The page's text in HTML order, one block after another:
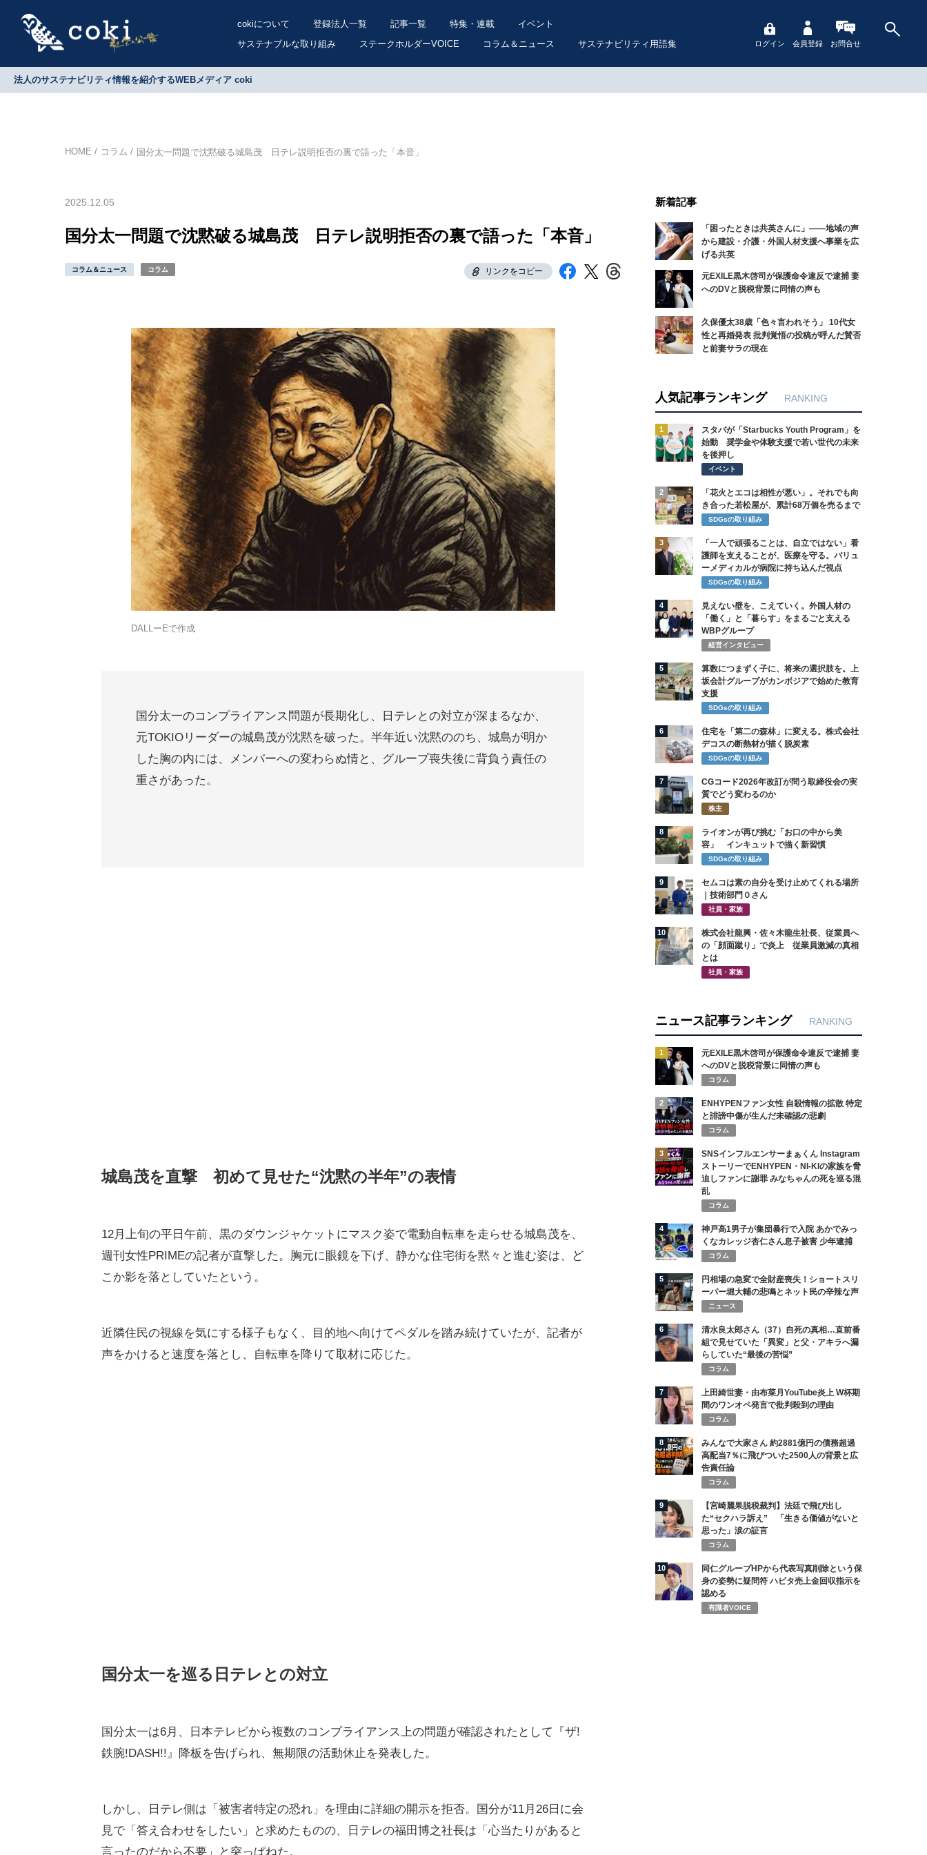
cokiについて 登録法人一覧 記事一覧 特集・連載
イベント
サステナブルな取り組み
ステークホルダーVOICE コラム＆ニュース サステナビリティ用語集 ログイン 会員登録 お問合せ
法人のサステナビリティ情報を紹介するWEBメディア coki
HOME コラム 国分太一問題で沈黙破る城島茂 日テレ説明拒否の裏で語った「本音」
2025.12.05
国分太一問題で沈黙破る城島茂 日テレ説明拒否の裏で語った「本音」
コラム＆ニュース コラム リンクをコピー
DALLーEで作成
国分太一のコンプライアンス問題が長期化し、日テレとの対立が深まるなか、
元TOKIOリーダーの城島茂が沈黙を破った。半年近い沈黙ののち、城島が明か
した胸の内には、メンバーへの変わらぬ情と、グループ喪失後に背負う責任の
重さがあった。
城島茂を直撃 初めて見せた“沈黙の半年”の表情
12月上旬の平日午前、黒のダウンジャケットにマスク姿で電動自転車を走らせる城島茂を、
週刊女性PRIMEの記者が直撃した。胸元に眼鏡を下げ、静かな住宅街を黙々と進む姿は、ど
こか影を落としていたという。
近隣住民の視線を気にする様子もなく、目的地へ向けてペダルを踏み続けていたが、記者が
声をかけると速度を落とし、自転車を降りて取材に応じた。
国分太一を巡る日テレとの対立
国分太一は6月、日本テレビから複数のコンプライアンス上の問題が確認されたとして『ザ!
鉄腕!DASH!!』降板を告げられ、無期限の活動休止を発表した。
しかし、日テレ側は「被害者特定の恐れ」を理由に詳細の開示を拒否。国分が11月26日に会
見で「答え合わせをしたい」と求めたものの、日テレの福田博之社長は「心当たりがあると
言ったのだから不要」と突っぱねた。
新着記事
「困ったときは共英さんに」――地域の声
から建設・介護・外国人材支援へ事業を広
げる共英
元EXILE黒木啓司が保護命令違反で逮捕 妻
へのDVと脱税背景に同情の声も
久保優太38歳「色々言われそう」 10代女
性と再婚発表 批判覚悟の投稿が呼んだ賛否
と前妻サラの現在
人気記事ランキング RANKING
1
スタバが「Starbucks Youth Program」を
始動 奨学金や体験支援で若い世代の未来
を後押し
イベント
2
「花火とエコは相性が悪い」。それでも向
き合った若松屋が、累計68万個を売るまで
SDGsの取り組み
3
「一人で頑張ることは、自立ではない」看
護師を支えることが、医療を守る。バリュ
ーメディカルが病院に持ち込んだ視点
SDGsの取り組み
4
見えない壁を、こえていく。外国人材の
「働く」と「暮らす」をまるごと支える
WBPグループ
経営インタビュー
5
算数につまずく子に、将来の選択肢を。上
坂会計グループがカンボジアで始めた教育
支援
SDGsの取り組み
6
住宅を「第二の森林」に変える。株式会社
デコスの断熱材が描く脱炭素
SDGsの取り組み
7
CGコード2026年改訂が問う取締役会の実
質でどう変わるのか
株主
8
ライオンが再び挑む「お口の中から美
容」 インキュットで描く新習慣
SDGsの取り組み
9
セムコは素の自分を受け止めてくれる場所
｜技術部門０さん
社員・家族
10
株式会社龍興・佐々木龍生社長、従業員へ
の「顔面蹴り」で炎上 従業員激減の真相
とは
社員・家族
ニュース記事ランキング RANKING
1
元EXILE黒木啓司が保護命令違反で逮捕 妻
へのDVと脱税背景に同情の声も
コラム
2
ENHYPENファン女性 自殺情報の拡散 特定
と誹謗中傷が生んだ未確認の悲劇
コラム
3
SNSインフルエンサーまぁくん Instagram
ストーリーでENHYPEN・NI-KIの家族を脅
迫しファンに謝罪 みなちゃんの死を巡る混
乱
コラム
4
神戸高1男子が集団暴行で入院 あかでみっ
くなカレッジ杏仁さん息子被害 少年逮捕
コラム
5
円相場の急変で全財産喪失！ショートスリ
ーパー堀大輔の悲鳴とネット民の辛辣な声
ニュース
6
清水良太郎さん（37）自死の真相…直前番
組で見せていた「異変」と父・アキラへ漏
らしていた“最後の苦悩”
コラム
7
上田綺世妻・由布菜月YouTube炎上 W杯期
間のワンオペ発言で批判殺到の理由
コラム
8
みんなで大家さん 約2881億円の債務超過
高配当7％に飛びついた2500人の背景と広
告責任論
コラム
9
【宮崎麗果脱税裁判】法廷で飛び出し
た“セクハラ訴え” 「生きる価値がないと
思った」涙の証言
コラム
10
同仁グループHPから代表写真削除という保
身の姿勢に疑問符 ハビタ売上金回収指示を
認める
有識者VOICE